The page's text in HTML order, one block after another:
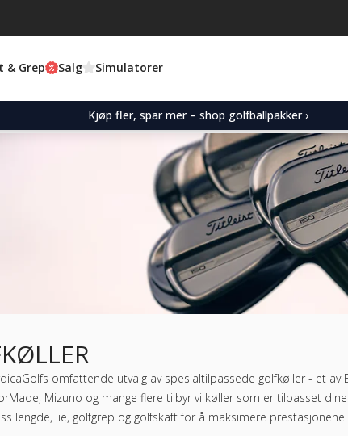
& Grep Salg Simulatorer
Kjøp fler, spar mer – shop golfballpakker ›
omfattende utvalg av spesialtilpassede golfkøller - et
Mizuno og mange flere tilbyr vi køller som er tilpasset
lengde, lie, golfgrep og golfskaft for å maksimere